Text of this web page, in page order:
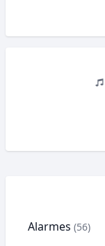
Alarmes (56)